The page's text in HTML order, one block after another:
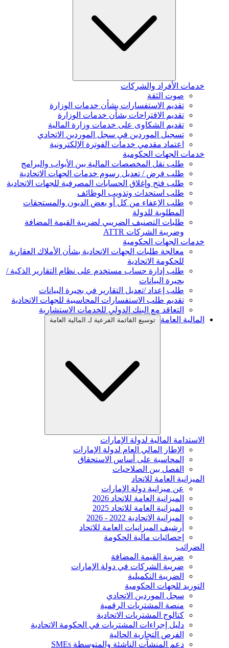
خدمات الأفراد والشركات
صوت الثقة
تقديم الاستفسارات بشأن خدمات الوزارة
تقديم الاقتراحات بشأن خدمات الوزارة
تقديم الشكاوى على خدمات وزارة المالية
تسجيل الموردين في سجل الموردين الاتحادي
اعتماد مقدمي خدمات الفوترة الإلكترونية
خدمات الجهات الحكومية
طلب نقل المخصصات المالية بين الأبواب والبرامج
طلب فرض / تعديل رسوم خدمات الجهات الاتحادية
طلب فتح وإغلاق الحسابات المصرفية للجهات الاتحادية
طلب استحداث وتذويب الوظائف
طلب الإعفاء من كل أو بعض الديون والمستحقات
المطلوبة للدولة
طلبات التصنيف الضريبي لضريبة القيمة المضافة
وضريبة الشركات ATTR
خدمات الجهات الحكومية
معالجة طلبات الجهات الاتحادية بشأن الأملاك العقارية
للحكومة الاتحادية
طلب إدارة حساب مستخدم على نظام التقارير الذكية /
بحيرة البيانات
طلب إعداد /تعديل التقارير في بحيرة البيانات
تقديم طلب الاستفسارات المحاسبية للجهات الاتحادية
التعاقد مع البنك الدولي للخدمات الاستشارية
المالية العامة
توسيع القائمة الفرعية لـ المالية العامة
الاستدامة المالية لدولة الإمارات
الإطار المالي العام لدولة الإمارات
المحاسبة على أساس الاستحقاق
الفصل بين الصلاحيات
الميزانية العامة للاتحاد
عن ميزانية دولة الإمارات
الميزانية العامة للاتحاد 2026
الميزانية العامة للاتحاد 2025
الميزانية الاتحادية 2022 - 2026
أرشيف الميزانيات العامة للاتحاد
إحصائيات مالية الحكومة
الضرائب
ضريبة القيمة المضافة
ضريبة الشركات في دولة الإمارات
الضريبة التكميلية
التوريد للجهات الحكومية
سجل الموردين الاتحادي
منصة المشتريات الرقمية
كتالوج المشتريات الاتحادية
دليل إجراءات المشتريات في الحكومة الاتحادية
الفرص التجارية الحالية
دعم المنشآت الناشئة والمتوسطة SMEs